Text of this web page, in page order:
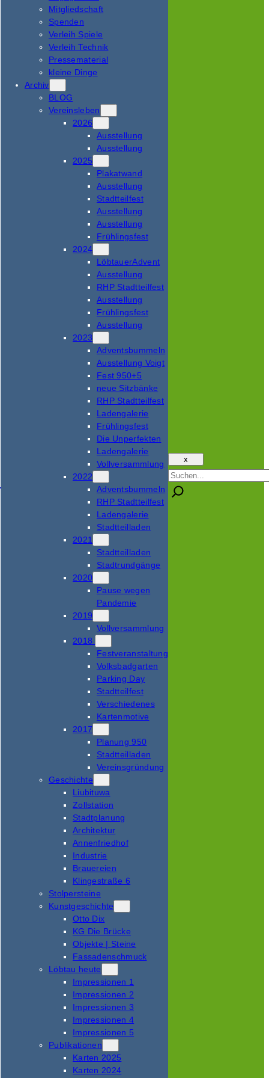
Mitgliedschaft
Spenden
Verleih Spiele
Verleih Technik
Pressematerial
kleine Dinge
Archiv
BLOG
Vereinsleben
2026
Ausstellung
Ausstellung
2025
Plakatwand
Ausstellung
Stadtteilfest
Ausstellung
Ausstellung
Frühlingsfest
2024
LöbtauerAdvent
Ausstellung
RHP Stadtteilfest
Ausstellung
Frühlingsfest
Ausstellung
2023
Adventsbummeln
Ausstellung Voigt
Fest 950+5
neue Sitzbänke
RHP Stadtteilfest
Ladengalerie
Frühlingsfest
Die Unperfekten
Ladengalerie
Vollversammlung
2022
Adventsbummeln
RHP Stadtteilfest
Ladengalerie
Stadtteilladen
2021
Stadtteilladen
Stadtrundgänge
2020
Pause wegen
Pandemie
2019
Vollversammlung
2018
Festveranstaltung
Volksbadgarten
Parking Day
Stadtteilfest
Verschiedenes
Kartenmotive
2017
Planung 950
Stadtteilladen
Vereinsgründung
Geschichte
Liubituwa
Zollstation
Stadtplanung
Architektur
Annenfriedhof
Industrie
Brauereien
Klingestraße 6
Stolpersteine
Kunstgeschichte
Otto Dix
KG Die Brücke
Objekte | Steine
Fassadenschmuck
Löbtau heute
Impressionen 1
Impressionen 2
Impressionen 3
Impressionen 4
Impressionen 5
Publikationen
Karten 2025
Karten 2024
x
Suchen